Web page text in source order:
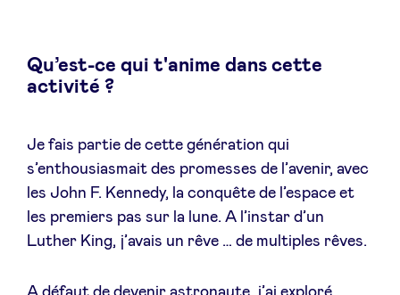
Toegang 'dealflow' investeerder
en
Qu’est-ce qui t'anime dans cette
activité ?
Je fais partie de cette génération qui
s’enthousiasmait des promesses de l’avenir, avec
les John F. Kennedy, la conquête de l’espace et
les premiers pas sur la lune. A l’instar d’un
Luther King, j’avais un rêve … de multiples rêves.